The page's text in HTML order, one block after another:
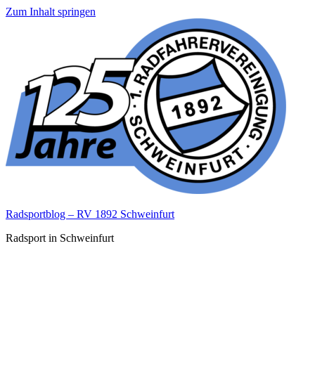
Zum Inhalt springen
Radsportblog – RV 1892 Schweinfurt
Radsport in Schweinfurt